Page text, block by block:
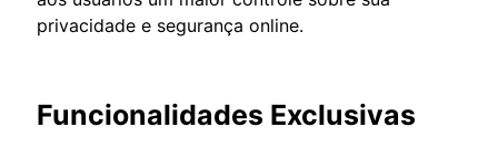
privacidade e segurança online.
Funcionalidades Exclusivas